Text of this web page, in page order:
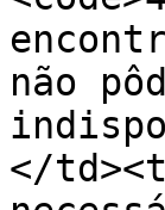
não
</